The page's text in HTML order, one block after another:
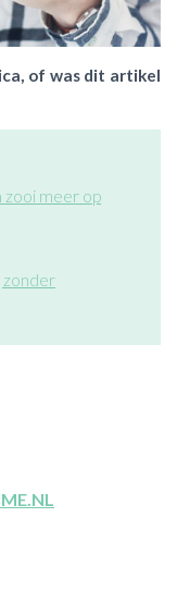
of was dit artikel
zooi meer op
zonder